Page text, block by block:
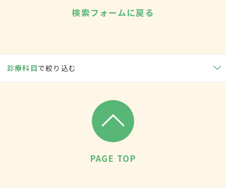
検索フォームに戻る
診療科目で絞り込む
PAGE TOP